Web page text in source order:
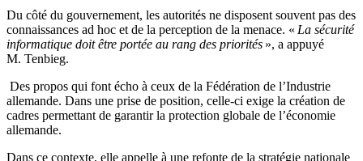
Du côté du gouvernement, les autorités ne disposent souvent pas des
connaissances ad hoc et de la perception de la menace. « La sécurité
informatique doit être portée au rang des priorités », a appuyé
M. Tenbieg.
Des propos qui font écho à ceux de la Fédération de l’Industrie
allemande. Dans une prise de position, celle-ci exige la création de
cadres permettant de garantir la protection globale de l’économie
allemande.
Dans ce contexte, elle appelle à une refonte de la stratégie nationale